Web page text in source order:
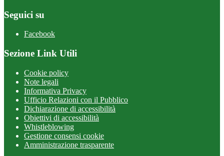
Seguici su
Facebook
Sezione Link Utili
Cookie policy
Note legali
Informativa Privacy
Ufficio Relazioni con il Pubblico
Dichiarazione di accessibilità
Obiettivi di accessibilità
Whistleblowing
Gestione consensi cookie
Amministrazione trasparente